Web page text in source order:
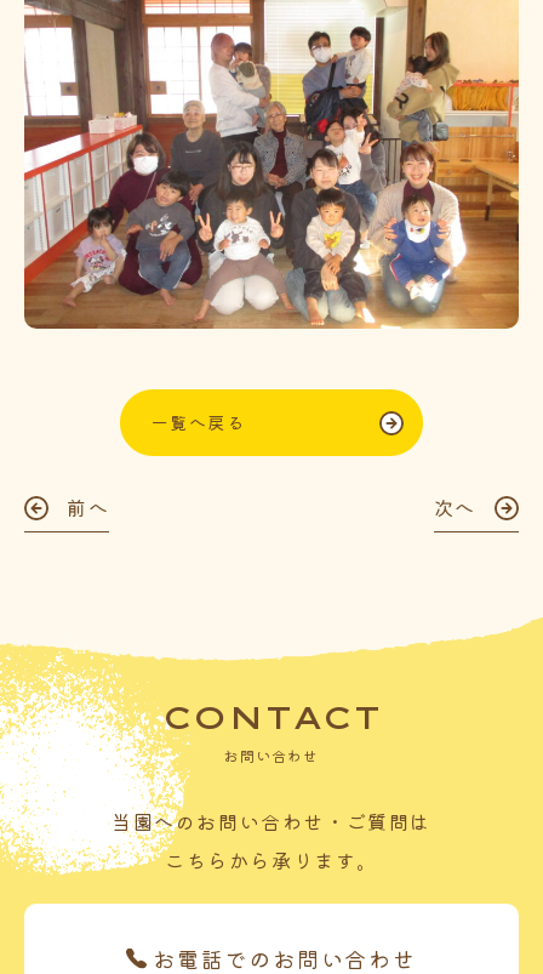
一覧へ戻る
前へ 次へ
CONTACT
お問い合わせ
当園へのお問い合わせ・ご質問は
こちらから承ります。
お電話でのお問い合わせ